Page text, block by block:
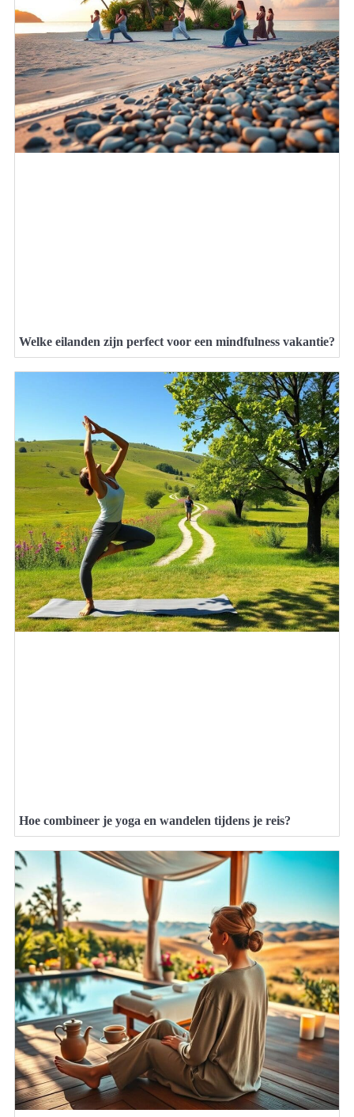
Welke eilanden zijn perfect voor een mindfulness vakantie?
Hoe combineer je yoga en wandelen tijdens je reis?